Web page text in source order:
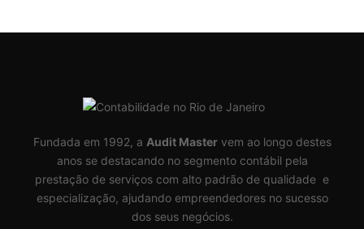
Fundada em 1992, a Audit Mastervem ao longo destes
anos se destacando no segmento contábil pela
prestação de serviços com alto padrão de qualidade e
especialização, ajudando empreendedores no sucesso
dos seus negócios.